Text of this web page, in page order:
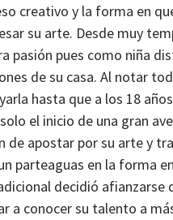
creativo y la forma en
su arte. Desde muy
pasión pues como niña
de su casa. Al notar
hasta que a los 18
el inicio de una gran
apostar por su arte y
parteaguas en la forma
decidió afianzarse
a conocer su talento a